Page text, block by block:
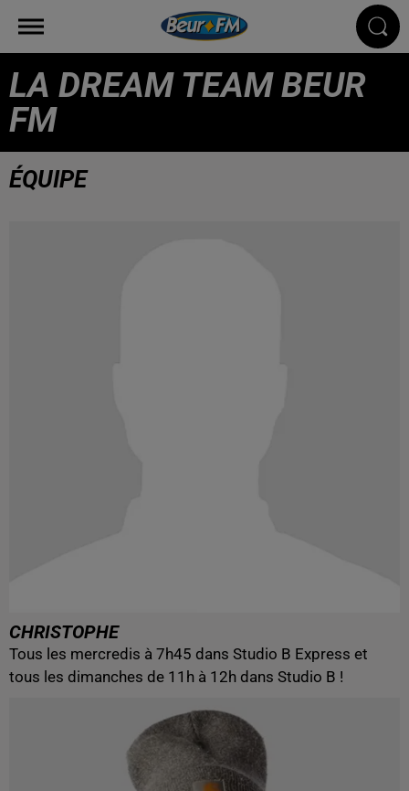
LA DREAM TEAM BEUR
FM
ÉQUIPE
CHRISTOPHE
Tous les mercredis à 7h45 dans Studio B Express et
tous les dimanches de 11h à 12h dans Studio B !